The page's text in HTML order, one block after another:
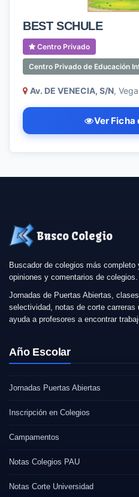
BEST SCHULE
Centro Privado
Centro Privado de Educación
Av. DE VENECIA, S/N,
Ver Ficha
Busco Colegio
Buscador de colegios más
opiniones y comentarios de colegios.
Jornadas de Puertas Abiertas,
selectividad, notas de corte
ayuda a profesores a encontrar
Año Escolar
Jornadas Puertas Abiertas
Inscripción en Colegios
Campamentos
Notas Colegios PAU
Notas Corte Universidad